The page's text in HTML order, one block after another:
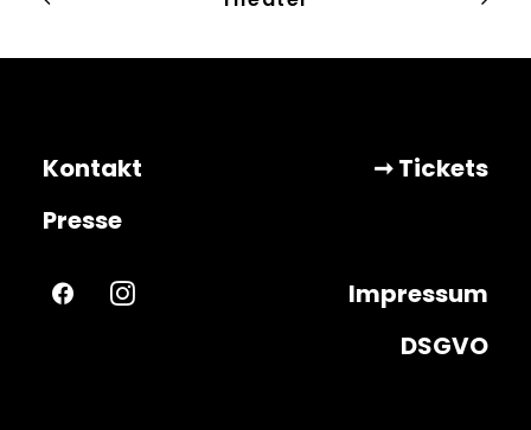
Kontakt
Presse
➞ Tickets
Impressum
DSGVO